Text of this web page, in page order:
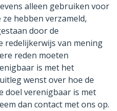
alleen gebruiken voor
hebben verzameld,
door de
redelijkerwijs van mening
reden moeten
is met het
wenst over hoe de
doel verenigbaar is met
dan contact met ons op.